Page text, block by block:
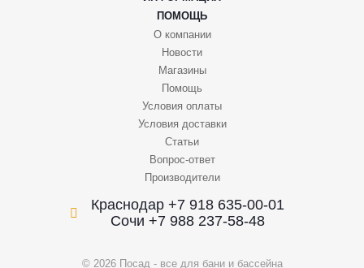
ПОМОЩЬ
О компании
Новости
Магазины
Помощь
Условия оплаты
Условия доставки
Статьи
Вопрос-ответ
Производители
Краснодар +7 918 635-00-01
Сочи +7 988 237-58-48
© 2026 Посад - все для бани и бассейна